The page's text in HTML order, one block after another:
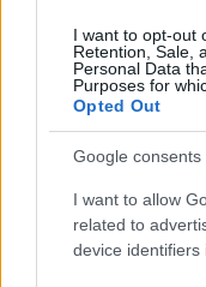
I want to opt-out
Retention, Sale,
Personal Data
Purposes for
Opted Out
Google consents
I want to allow
related to
device identifiers
tűzshow és vezetett
7–8-án.